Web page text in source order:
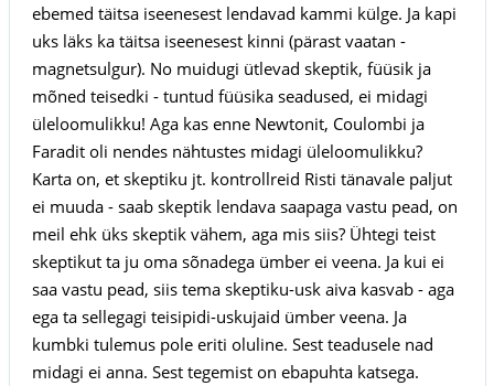
ebemed täitsa iseenesest lendavad kammi külge. Ja kapi
uks läks ka täitsa iseenesest kinni (pärast vaatan -
magnetsulgur). No muidugi ütlevad skeptik, füüsik ja
mõned teisedki - tuntud füüsika seadused, ei midagi
üleloomulikku! Aga kas enne Newtonit, Coulombi ja
Faradit oli nendes nähtustes midagi üleloomulikku?
Karta on, et skeptiku jt. kontrollreid Risti tänavale paljut
ei muuda - saab skeptik lendava saapaga vastu pead, on
meil ehk üks skeptik vähem, aga mis siis? Ühtegi teist
skeptikut ta ju oma sõnadega ümber ei veena. Ja kui ei
saa vastu pead, siis tema skeptiku-usk aiva kasvab - aga
ega ta sellegagi teisipidi-uskujaid ümber veena. Ja
kumbki tulemus pole eriti oluline. Sest teadusele nad
midagi ei anna. Sest tegemist on ebapuhta katsega.